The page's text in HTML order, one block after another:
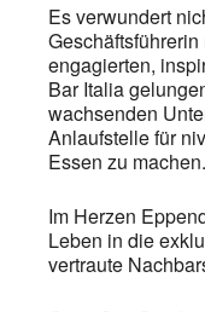
Es verwundert
engagierten,
Bar Italia
wachsenden
Anlaufstelle für
Essen zu machen.
Im Herzen
Leben in die
vertraute